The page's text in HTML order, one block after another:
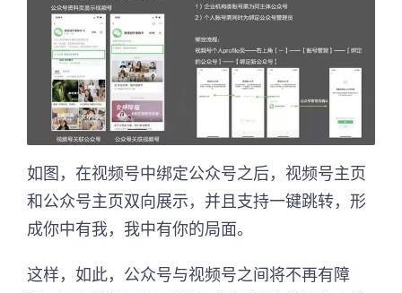
如图，在视频号中绑定公众号之后，视频号主页
和公众号主页双向展示，并且支持一键跳转，形
成你中有我，我中有你的局面。
这样，如此，公众号与视频号之间将不再有障